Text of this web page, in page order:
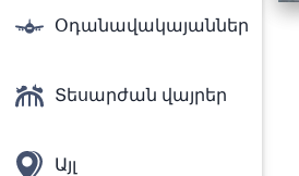
Օդանավակայաններ
Տեսարժան վայրեր
Այլ